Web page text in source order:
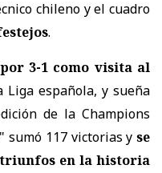
chileno y el cuadro
.
3-1 como visita al
Liga española, y sueña
de la Champions
sumó 117 victorias y se
en la historia